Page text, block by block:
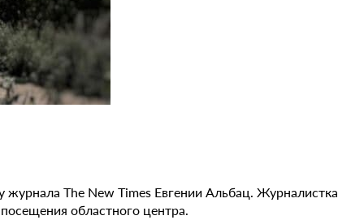
журнала The New Times Евгении Альбац. Журналистка
областного центра.